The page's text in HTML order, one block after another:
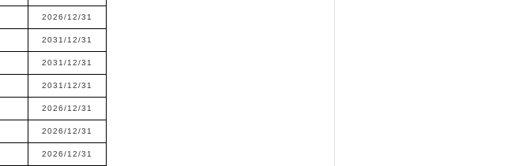
2026/12/31
2031/12/31
2031/12/31
2031/12/31
2026/12/31
2026/12/31
2026/12/31